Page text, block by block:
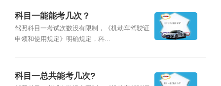
科目一能能考几次？
驾照科目一考试次数没有限制，《机动车驾驶证
申领和使用规定》明确规定，科...
科目一总共能考几次?